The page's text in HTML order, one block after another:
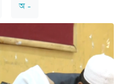
অ -